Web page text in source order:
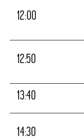
12:00
12:50
13:40
14:30